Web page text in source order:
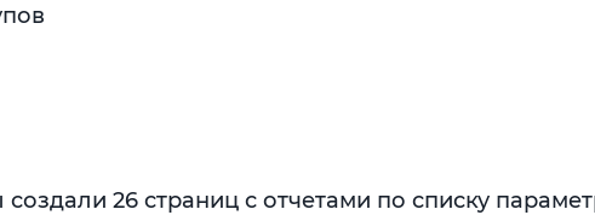
26 страниц с отчетами по списку